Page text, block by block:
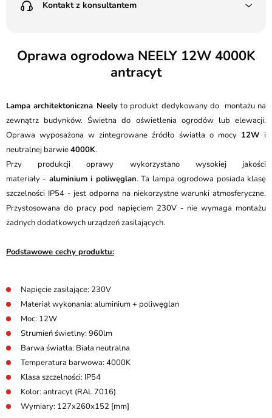
Poczta Polska Kurier 48H - 11 zł
(od 1000 zł dla gabarytów, nie dotyczy produktów 3m)
Kurier GLS - 20 zł
Przesyłka Gabarytowa - 35 zł
Kontakt z konsultantem
Batalionów Chłopskich 12, 94-058 Łódź
Oprawa ogrodowa NEELY 12W 4000K
antracyt
Lampa architektoniczna Neelyto produkt dedykowany do montażu na
zewnątrz budynków. Świetna do oświetlenia ogrodów lub elewacji.
Oprawa wyposażona w zintegrowane źródło światła o mocy 12W i
neutralnej barwie4000K.
Przy produkcji oprawy wykorzystano wysokiej jakości
materiały - aluminium i poliwęglan. Ta lampa ogrodowa posiada klasę
szczelności IP54 - jest odporna na niekorzystne warunki atmosferyczne.
Przystosowana do pracy pod napięciem 230V - nie wymaga montażu
żadnych dodatkowych urządzeń zasilających.
Podstawowe cechy produktu:
Napięcie zasilające: 230V
Materiał wykonania: aluminium + poliwęglan
Moc: 12W
Strumień świetlny: 960lm
Barwa światła: Biała neutralna
Temperatura barwowa: 4000K
Klasa szczelności: IP54
Kolor: antracyt (RAL 7016)
Wymiary: 127x260x152 [mm]